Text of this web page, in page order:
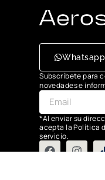
Whatsapp
Subscríbete para
novedades e
*Al enviar su
acepta la Política
servicio.